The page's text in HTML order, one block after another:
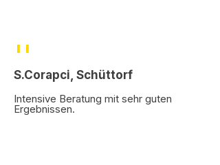
''
S.Corapci, Schüttorf
Intensive Beratung mit sehr guten
Ergebnissen.